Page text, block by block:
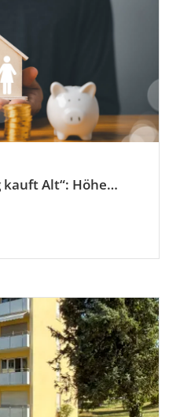
KfW-Förderung „Jung kauft Alt“: Höhere Kredite ab August 2026